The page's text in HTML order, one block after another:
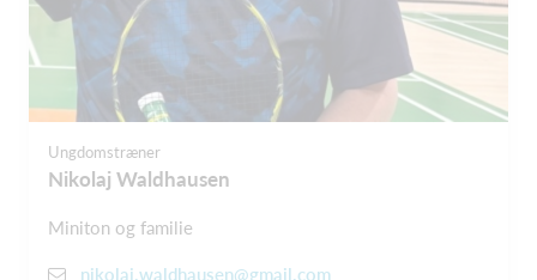
Ungdomstræner
Nikolaj Waldhausen
Miniton og familie
nikolaj.waldhausen@gmail.com